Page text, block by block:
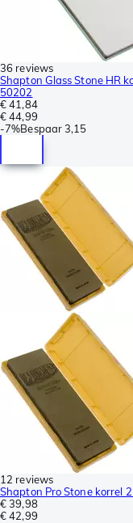
36 reviews
Shapton Glass Stone HR
50202
€ 41,84
€ 44,99
-7%Bespaar3,15
12 reviews
Shapton Pro Stone korrel
€ 39,98
€ 42,99